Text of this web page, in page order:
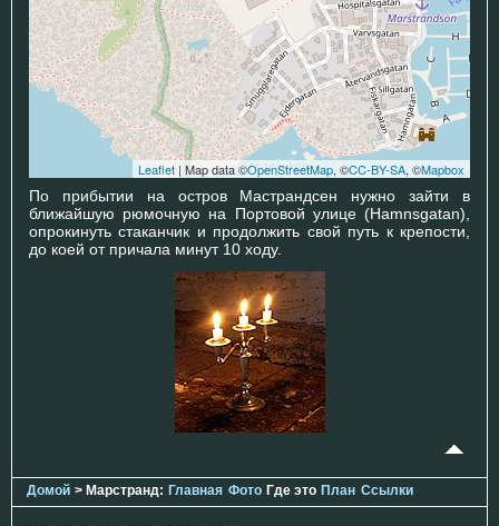
Leaflet | Map data ©OpenStreetMap, ©CC-BY-SA, ©Mapbox
По прибытии на остров Мастрандсен нужно зайти в
ближайшую рюмочную на Портовой улице (Hamnsgatan),
опрокинуть стаканчик и продолжить свой путь к крепости,
до коей от причала минут 10 ходу.
Домой > Марстранд: Главная Фото Где это План Ссылки